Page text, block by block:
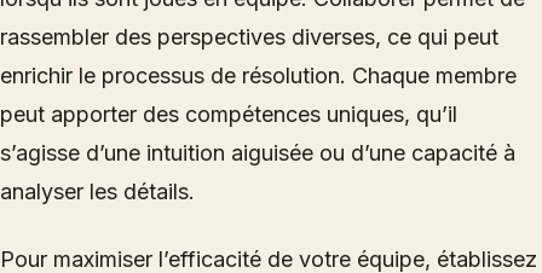
rassembler des perspectives diverses, ce qui peut
enrichir le processus de résolution. Chaque membre
peut apporter des compétences uniques, qu’il
s’agisse d’une intuition aiguisée ou d’une capacité à
analyser les détails.
Pour maximiser l’efficacité de votre équipe, établissez